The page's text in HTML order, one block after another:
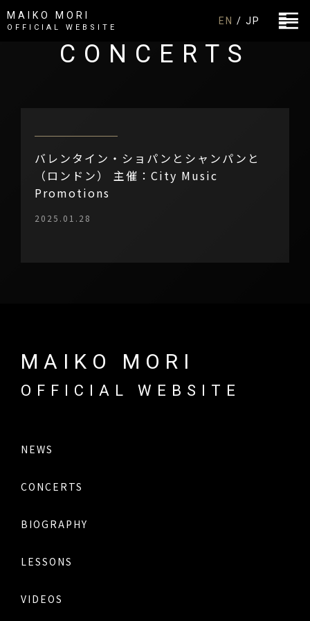
MAIKO MORI
OFFICIAL WEBSITE
EN / JP
CONCERTS
バレンタイン・ショパンとシャンパンと
（ロンドン） 主催：City Music
Promotions
2025.01.28
MAIKO MORI
OFFICIAL WEBSITE
NEWS
CONCERTS
BIOGRAPHY
LESSONS
VIDEOS